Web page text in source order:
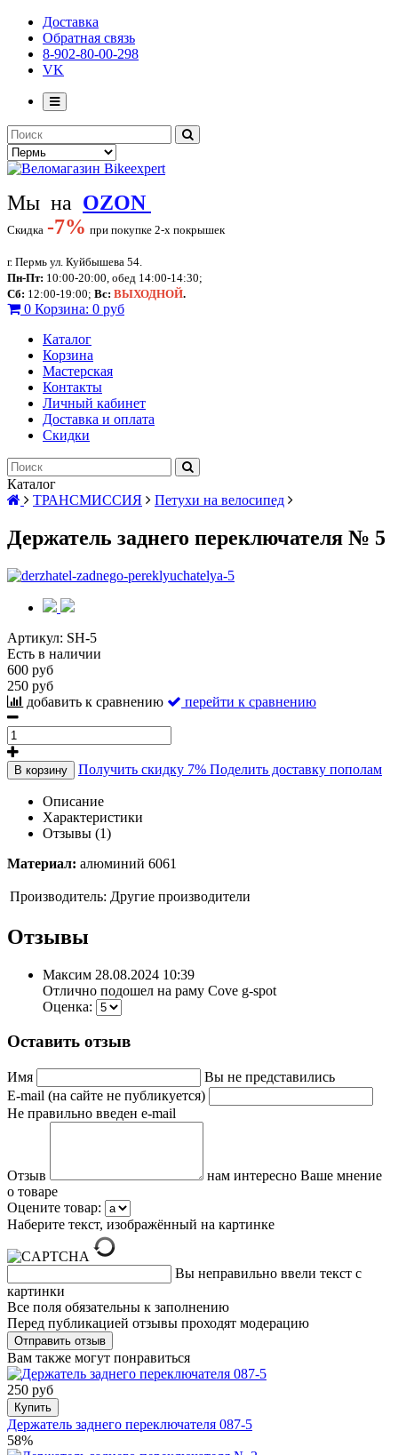
Доставка
Обратная связь
8-902-80-00-298
VK
Мы на OZON
Скидка -7% при покупке 2-х покрышек
г. Пермь ул. Куйбышева 54.
Пн-Пт: 10:00-20:00, обед 14:00-14:30;
Сб: 12:00-19:00; Вс: ВЫХОДНОЙ.
0 Корзина: 0 руб
Каталог
Корзина
Мастерская
Контакты
Личный кабинет
Доставка и оплата
Скидки
Каталог
ТРАНСМИССИЯ
Петухи на велосипед
Держатель заднего переключателя № 5
Артикул: SH-5
Есть в наличии
600 руб
250 руб
добавить к сравнению
перейти к сравнению
В корзину Получить скидку 7% Поделить доставку пополам
Описание
Характеристики
Отзывы (1)
Материал: алюминий 6061
Производитель: Другие производители
Отзывы
Максим 28.08.2024 10:39
Отлично подошел на раму Cove g-spot
Оценка:
Оставить отзыв
Имя
Вы не представились
E-mail (на сайте не публикуется)
Не правильно введен e-mail
Отзыв
нам интересно Ваше мнение
о товаре
Оцените товар:
Наберите текст, изображённый на картинке
Вы неправильно ввели текст с
картинки
Все поля обязательны к заполнению
Перед публикацией отзывы проходят модерацию
Вам также могут понравиться
250 руб
Купить
Держатель заднего переключателя 087-5
58%